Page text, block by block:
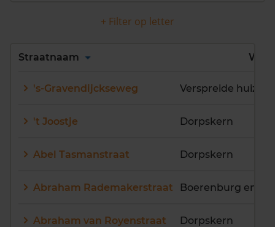
+ Filter op letter
Alles
Q
R U
Straatnaam Wijk
's-Gravendijckseweg
't Joostje Dorpskern
Abel Tasmanstraat Dorpskern
Abraham Rademakerstraat Boerenburg en
Abraham van Royenstraat Dorpskern